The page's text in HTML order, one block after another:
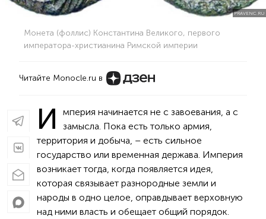
PRAVENC.RU
Монета (фоллис) Константина Великого, первого
императора-христианина Римской империи
Читайте Monocle.ru в
И
мперия начинается не с завоевания, а с
замысла. Пока есть только армия,
территория и добыча, – есть сильное
государство или временная держава. Империя
возникает тогда, когда появляется идея,
которая связывает разнородные земли и
народы в одно целое, оправдывает верховную
над ними власть и обещает общий порядок.